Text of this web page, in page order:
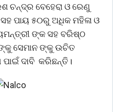
ଚନ୍ଦ୍ର ବେହେରା ଓ ରେଣୁ
ପାୟ ୫୦ରୁ ଅଧିକ ମହିଳା ଓ
ଙ୍କ ସହ ବରିଷ୍ଠ
ସେମାନ ଙ୍କୁ ଉଚିତ
ଦାବି କରିଛନ୍ତି।